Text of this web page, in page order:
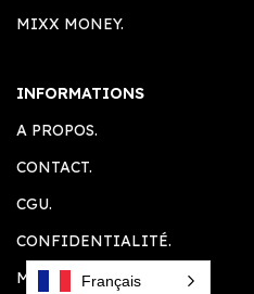
MIXX MONEY.
INFORMATIONS
A PROPOS.
CONTACT.
CGU.
CONFIDENTIALITÉ.
MENTION LEGALE.
Français